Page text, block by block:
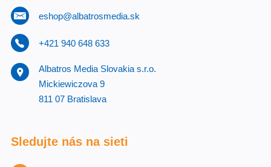
eshop@albatrosmedia.sk
+421 940 648 633
Albatros Media Slovakia s.r.o.
Mickiewiczova 9
811 07 Bratislava
Sledujte nás na sieti